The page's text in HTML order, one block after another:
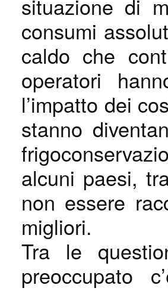
situazione di
consumi
caldo che
operatori
l’impatto dei
stanno
alcuni paesi,
non essere
migliori.
Tra le
preoccupato